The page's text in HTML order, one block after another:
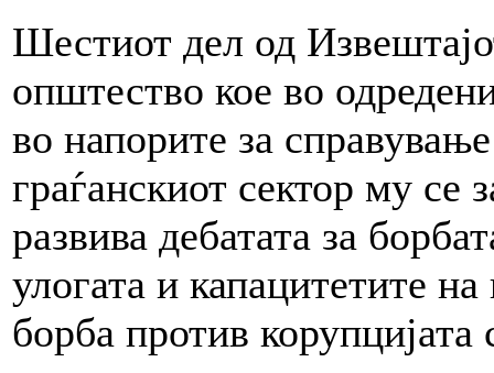
Шестиот дел од
општество кое во
во напорите за
граѓанскиот сектор му се
развива дебатата за
улогата и капацитетите
борба против корупцијата